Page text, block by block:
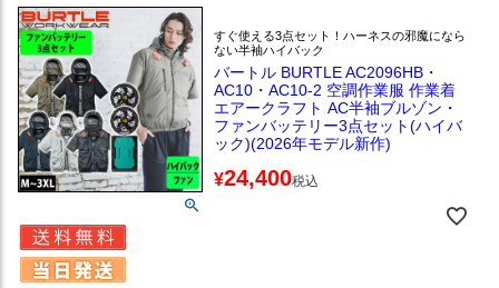
すぐ使える3点セット！ハーネスの邪魔になら
ない半袖ハイバック
バートル BURTLE AC2096HB・
AC10・AC10-2 空調作業服 作業着
エアークラフト AC半袖ブルゾン・
ファンバッテリー3点セット(ハイバ
ック)(2026年モデル新作)
¥24,400税込